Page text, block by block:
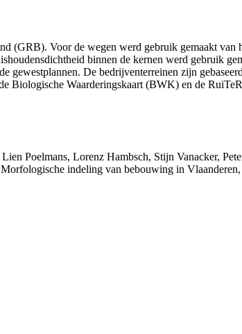
(GRB). Voor de wegen werd gebruik gemaakt van
binnen de kernen werd gebruik
De bedrijventerreinen zijn
Biologische Waarderingskaart (BWK) en de
Poelmans, Lorenz Hambsch, Stijn Vanacker,
indeling van bebouwing in